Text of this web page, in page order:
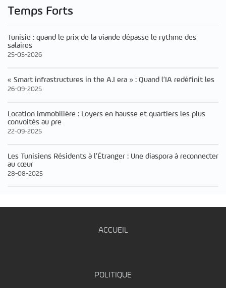
Temps Forts
Tunisie : quand le prix de la viande dépasse le rythme des
salaires
25-05-2026
« Smart infrastructures in the A.I era » : Quand l’IA redéfinit les
26-09-2025
Location immobilière : Loyers en hausse et quartiers les plus
convoités au pre
22-09-2025
Les Tunisiens Résidents à l’Étranger : Une diaspora à reconnecter
au cœur
28-08-2025
ACCUEIL
POLITIQUE